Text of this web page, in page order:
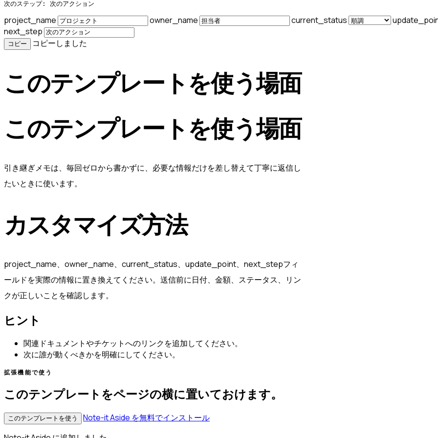
次のステップ: 次のアクション
project_name owner_name current_status
next_step
コピー コピーしました
このテンプレートを使う場面
このテンプレートを使う場面
引き継ぎメモは、毎回ゼロから書かずに、必要な情報だけを差し替えて丁寧に返信し
たいときに使います。
カスタマイズ方法
project_name、owner_name、current_status、update_point、next_stepフィ
ールドを実際の情報に置き換えてください。送信前に日付、金額、ステータス、リン
クが正しいことを確認します。
ヒント
関連ドキュメントやチケットへのリンクを追加してください。
次に誰が動くべきかを明確にしてください。
拡張機能で使う
このテンプレートをページの横に置いておけます。
このテンプレートを使う
Note-it Aside を無料でインストール